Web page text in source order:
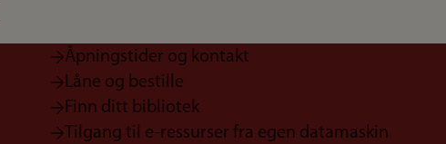
Åpningstider og kontakt
Låne og bestille
Finn ditt bibliotek
Tilgang til e-ressurser fra egen datamaskin